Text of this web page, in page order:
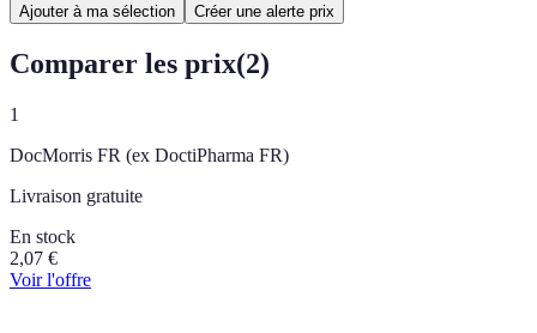
Ajouter à ma sélection Créer une alerte prix
Comparer les prix(2)
1
DocMorris FR (ex DoctiPharma FR)
Livraison gratuite
En stock
2,07 €
Voir l'offre